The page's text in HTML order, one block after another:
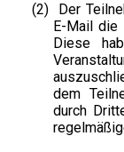
(2)
Der
E-Mail die
Diese
dem
durch